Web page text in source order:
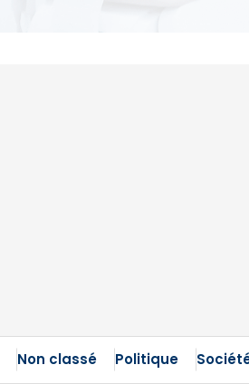
Non classé Politique